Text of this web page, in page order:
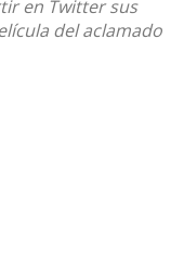
en Twitter sus
del aclamado